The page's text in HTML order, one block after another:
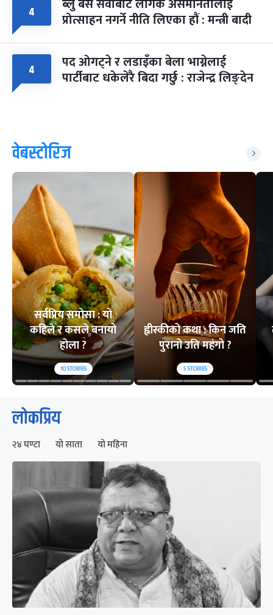
४ ब्लु बस सेवाबाट लैंगिक असमानतालाई
प्रोत्साहन नगर्ने नीति लिएका हौं : मन्त्री बादी
४ पद ओगट्ने र लडाइँका बेला भाग्नेलाई
पार्टीबाट धकेलेरै बिदा गर्छु : राजेन्द्र लिङ्देन
वेबस्टोरिज
सर्वप्रिय समोसा : यो
कहिले र कसले बनायो
होला ?
10STORIES
ह्वीस्कीको कथा : किन जति
पुरानो उति महंगो ?
5STORIES
लोकप्रिय
२४ घण्टा यो साता यो महिना